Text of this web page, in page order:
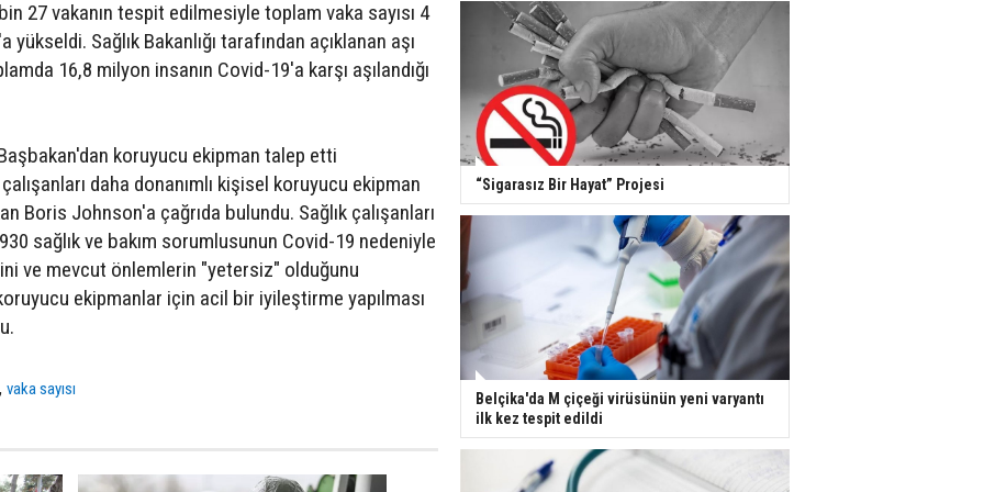
27 vakanın tespit edilmesiyle toplam vaka sayısı 4
Sağlık Bakanlığı tarafından açıklanan aşı
16,8 milyon insanın Covid-19'a karşı aşılandığı
Başbakan'dan koruyucu ekipman talep etti
daha donanımlı kişisel koruyucu ekipman
Boris Johnson'a çağrıda bulundu. Sağlık çalışanları
sağlık ve bakım sorumlusunun Covid-19 nedeniyle
ve mevcut önlemlerin "yetersiz" olduğunu
ekipmanlar için acil bir iyileştirme yapılması
,vaka sayısı
“Sigarasız Bir Hayat” Projesi
Belçika'da M çiçeği virüsünün yeni varyantı
ilk kez tespit edildi